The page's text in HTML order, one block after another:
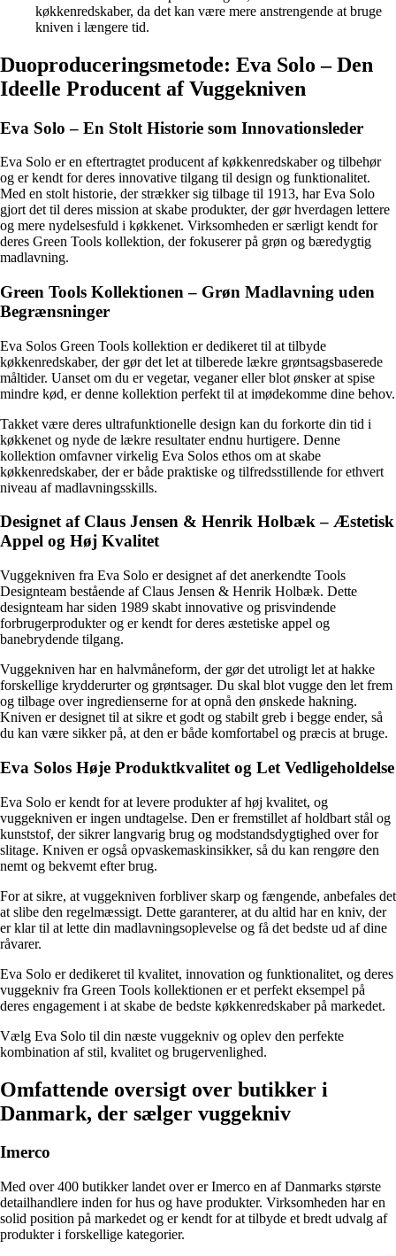
køkkenredskaber, da det kan være mere anstrengende at bruge
kniven i længere tid.
Duoproduceringsmetode: Eva Solo – Den
Ideelle Producent af Vuggekniven
Eva Solo – En Stolt Historie som Innovationsleder
Eva Solo er en eftertragtet producent af køkkenredskaber og tilbehør
og er kendt for deres innovative tilgang til design og funktionalitet.
Med en stolt historie, der strækker sig tilbage til 1913, har Eva Solo
gjort det til deres mission at skabe produkter, der gør hverdagen lettere
og mere nydelsesfuld i køkkenet. Virksomheden er særligt kendt for
deres Green Tools kollektion, der fokuserer på grøn og bæredygtig
madlavning.
Green Tools Kollektionen – Grøn Madlavning uden
Begrænsninger
Eva Solos Green Tools kollektion er dedikeret til at tilbyde
køkkenredskaber, der gør det let at tilberede lækre grøntsagsbaserede
måltider. Uanset om du er vegetar, veganer eller blot ønsker at spise
mindre kød, er denne kollektion perfekt til at imødekomme dine behov.
Takket være deres ultrafunktionelle design kan du forkorte din tid i
køkkenet og nyde de lækre resultater endnu hurtigere. Denne
kollektion omfavner virkelig Eva Solos ethos om at skabe
køkkenredskaber, der er både praktiske og tilfredsstillende for ethvert
niveau af madlavningsskills.
Designet af Claus Jensen & Henrik Holbæk – Æstetisk
Appel og Høj Kvalitet
Vuggekniven fra Eva Solo er designet af det anerkendte Tools
Designteam bestående af Claus Jensen & Henrik Holbæk. Dette
designteam har siden 1989 skabt innovative og prisvindende
forbrugerprodukter og er kendt for deres æstetiske appel og
banebrydende tilgang.
Vuggekniven har en halvmåneform, der gør det utroligt let at hakke
forskellige krydderurter og grøntsager. Du skal blot vugge den let frem
og tilbage over ingredienserne for at opnå den ønskede hakning.
Kniven er designet til at sikre et godt og stabilt greb i begge ender, så
du kan være sikker på, at den er både komfortabel og præcis at bruge.
Eva Solos Høje Produktkvalitet og Let Vedligeholdelse
Eva Solo er kendt for at levere produkter af høj kvalitet, og
vuggekniven er ingen undtagelse. Den er fremstillet af holdbart stål og
kunststof, der sikrer langvarig brug og modstandsdygtighed over for
slitage. Kniven er også opvaskemaskinsikker, så du kan rengøre den
nemt og bekvemt efter brug.
For at sikre, at vuggekniven forbliver skarp og fængende, anbefales det
at slibe den regelmæssigt. Dette garanterer, at du altid har en kniv, der
er klar til at lette din madlavningsoplevelse og få det bedste ud af dine
råvarer.
Eva Solo er dedikeret til kvalitet, innovation og funktionalitet, og deres
vuggekniv fra Green Tools kollektionen er et perfekt eksempel på
deres engagement i at skabe de bedste køkkenredskaber på markedet.
Vælg Eva Solo til din næste vuggekniv og oplev den perfekte
kombination af stil, kvalitet og brugervenlighed.
Omfattende oversigt over butikker i
Danmark, der sælger vuggekniv
Imerco
Med over 400 butikker landet over er Imerco en af ​​Danmarks største
detailhandlere inden for hus og have produkter. Virksomheden har en
solid position på markedet og er kendt for at tilbyde et bredt udvalg af
produkter i forskellige kategorier.